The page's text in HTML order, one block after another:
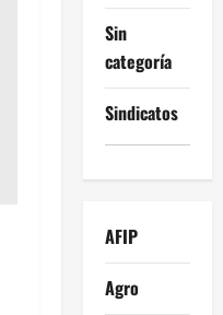
Sin
categoría
Sindicatos
AFIP
Agro